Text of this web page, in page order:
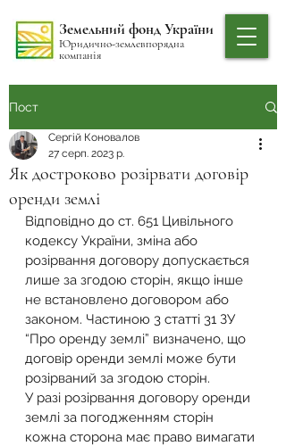
Земельний фонд України
Юридично-землевпорядна
компанія
Пост
Як достроково розірвати договір
оренди землі
Сергій Коновалов
27 серп. 2023 р.
Відповідно до ст. 651 Цивільного
кодексу України, зміна або
розірвання договору допускається
лише за згодою сторін, якщо інше
не встановлено договором або
законом. Частиною 3 статті 31 ЗУ
“Про оренду землі” визначено, що
договір оренди землі може бути
розірваний за згодою сторін.
У разі розірвання договору оренди
землі за погодженням сторін
кожна сторона має право вимагати